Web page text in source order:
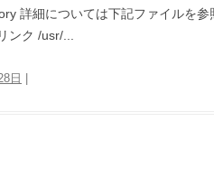
詳細については下記ファイルを参
ク /usr/...
日